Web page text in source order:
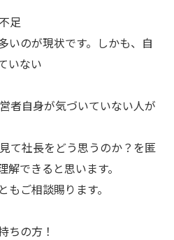
足
のが現状です。しかも、自
いない
者自身が気づいていない人が
て社長をどう思うのか？を匿
できると思います。
ご相談賜ります。
ちの方！